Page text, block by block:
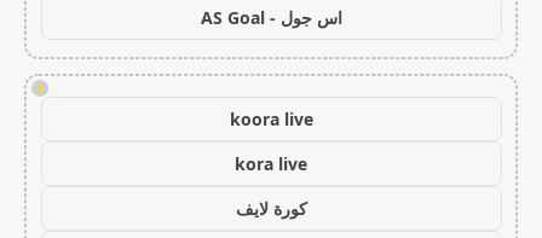
اس جول - AS Goal
!
koora live
kora live
كورة لايف